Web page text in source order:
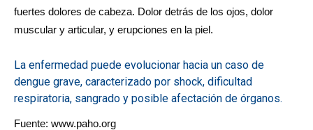
fuertes dolores de cabeza. Dolor detrás de los ojos, dolor
muscular y articular, y erupciones en la piel.
La enfermedad puede evolucionar hacia un caso de
dengue grave, caracterizado por shock, dificultad
respiratoria, sangrado y posible afectación de órganos.
Fuente: www.paho.org